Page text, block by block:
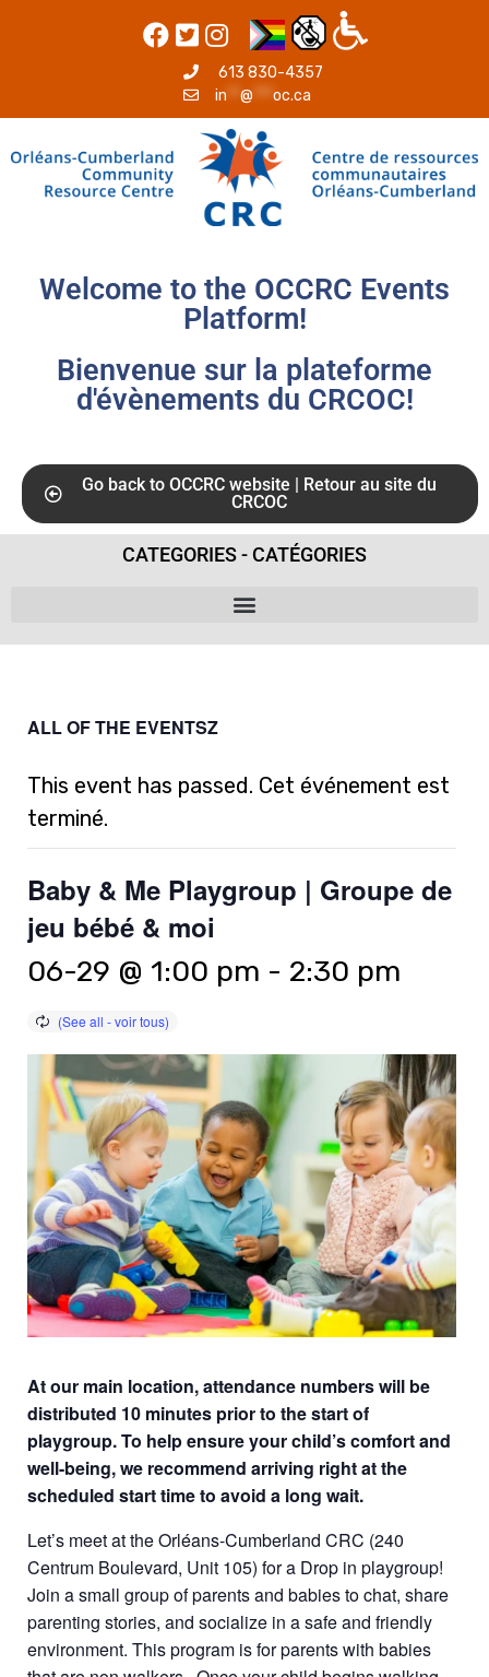
613 830-4357
in ** @***oc.ca
Welcome to the OCCRC Events
Platform!
Bienvenue sur la plateforme
d'évènements du CRCOC!
Go back to OCCRC website | Retour au site du
CRCOC
CATEGORIES - CATÉGORIES
ALL OF THE EVENTSZ
This event has passed. Cet événement est
terminé.
Baby & Me Playgroup | Groupe de
jeu bébé & moi
06-29 @ 1:00 pm - 2:30 pm
At our main location, attendance numbers will be
distributed 10 minutes prior to the start of
playgroup. To help ensure your child’s comfort and
well-being, we recommend arriving right at the
scheduled start time to avoid a long wait.
Let’s meet at the Orléans-Cumberland CRC (240
Centrum Boulevard, Unit 105) for a Drop in playgroup!
Join a small group of parents and babies to chat, share
parenting stories, and socialize in a safe and friendly
environment. This program is for parents with babies